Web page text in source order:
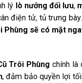
lý lò nướng đối lưu,
điện tử, tủ trưng
Phùng sẽ có mặt
Trôi Phùng chính là
, đảm bảo quyền lợi